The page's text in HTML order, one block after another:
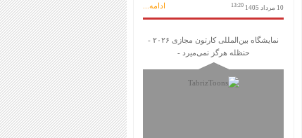
10 مرداد 1405 13:20 ادامه...
نمایشگاه بین‌المللی کارتون مجازی ۲۰۲۶ -
حنظله هرگز نمی‌میرد -